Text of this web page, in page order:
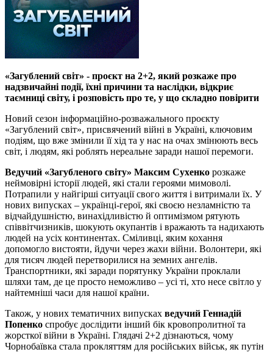
«Загублений світ» - проєкт на 2+2, який розкаже про
надзвичайні події, їхні причини та наслідки, відкриє
таємниці світу, і розповість про те, у що складно повірити
Новий сезон інформаційно-розважального проєкту
«Загублений світ», присвячений війні в Україні, ключовим
подіям, що вже змінили її хід та у нас на очах змінюють весь
світ, і людям, які роблять нереальне заради нашої перемоги.
Ведучий «Загубленого світу» Максим Сухенко розкаже
неймовірні історії людей, які стали героями мимоволі.
Потрапили у найгірші ситуації свого життя і витримали їх. У
нових випусках – українці-герої, які своєю незламністю та
відчайдушністю, винахідливістю й оптимізмом рятують
співвітчизників, шокують окупантів і вражають та надихають
людей на усіх континентах. Сміливці, яким кохання
допомогло вистояти, йдучи через жахи війни. Волонтери, які
для тисяч людей перетворилися на земних ангелів.
Транспортники, які заради порятунку України проклали
шляхи там, де це просто неможливо – усі ті, хто несе світло у
найтемніші часи для нашої країни.
Також, у нових тематичних випусках ведучий Геннадій
Попенко спробує дослідити інший бік кровопролитної та
жорсткої війни в Україні. Глядачі 2+2 дізнаються, чому
Чорнобаївка стала прокляттям для російських військ, як путін